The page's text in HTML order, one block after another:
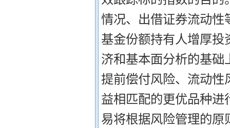
情况、出借证券流动
基金份额持有人增厚
济和基本面分析的基
提前偿付风险、流动
益相匹配的更优品种
易将根据风险管理的